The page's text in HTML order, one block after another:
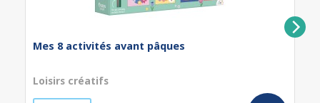
Mes 8 activités avant pâques
Loisirs créatifs